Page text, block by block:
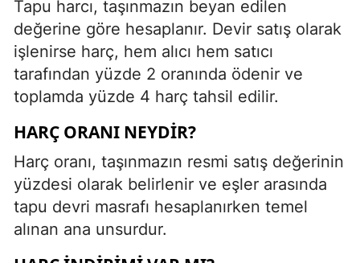
Tapu harcı, taşınmazın beyan edilen
değerine göre hesaplanır. Devir satış olarak
işlenirse harç, hem alıcı hem satıcı
tarafından yüzde 2 oranında ödenir ve
toplamda yüzde 4 harç tahsil edilir.
HARÇ ORANI NEYDIR?
Harç oranı, taşınmazın resmi satış değerinin
yüzdesi olarak belirlenir ve eşler arasında
tapu devri masrafı hesaplanırken temel
alınan ana unsurdur.